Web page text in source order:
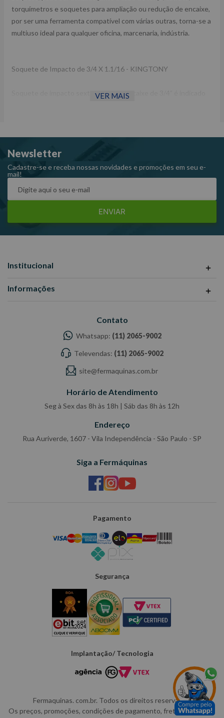
torquímetros e soquetes para ampliação ou redução de encaixe,
por ser uma ferramenta compatível com várias outras, torna-se a
multiuso ideal para qualquer oficina, marcenaria, indústria.
Soquete de Impacto de 3/4 X 1.1/16 - KINGTONY
Soquete de impacto sextavado com encaixe de 3/4” é indicado
Fabricado em aço cromo-molibdênio
Acabamento fosfatizado
Encaixe: 3/4”
Medida: 1.1/16
VER MAIS
Newsletter
Cadastre-se e receba nossas novidades e promoções em seu e-
mail!
ENVIAR
Institucional
Informações
Contato
Whatsapp: (11) 2065-9002
Televendas: (11) 2065-9002
site@fermaquinas.com.br
Horário de Atendimento
Seg à Sex das 8h às 18h | Sáb das 8h às 12h
Endereço
Rua Auriverde, 1607 - Vila Independência - São Paulo - SP
Siga a Fermáquinas
Pagamento
Segurança
Implantação/ Tecnologia
Fermaquinas. com.br. Todos os direitos reservados.
Os preços, promoções, condições de pagamento, frete e produtos